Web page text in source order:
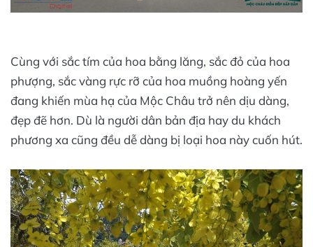
Cùng với sắc tím của hoa bằng lăng, sắc đỏ của hoa
phượng, sắc vàng rực rỡ của hoa muồng hoàng yến
đang khiến mùa hạ của Mộc Châu trở nên dịu dàng,
đẹp đẽ hơn. Dù là người dân bản địa hay du khách
phương xa cũng đều dễ dàng bị loại hoa này cuốn hút.